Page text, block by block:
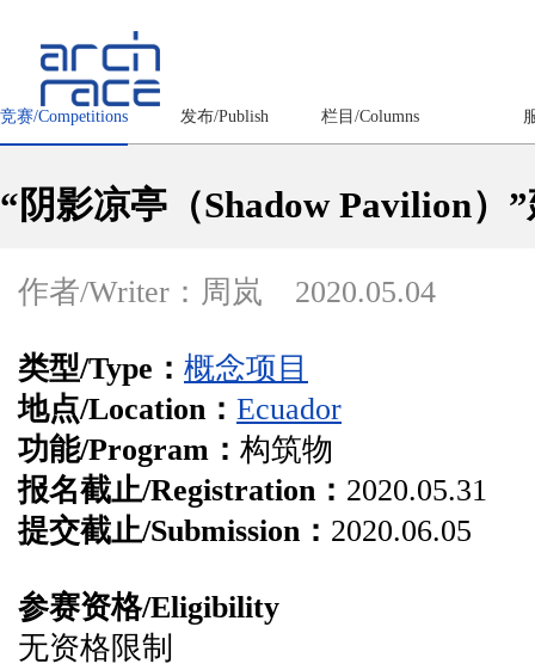
竞赛/Competitions 发布/Publish 栏目/Columns
“阴影凉亭（Shadow Pavilion）
作者/Writer：周岚 2020.05.04
类型/Type： 概念项目
地点/Location： Ecuador
功能/Program： 构筑物
报名截止/Registration： 2020.05.31
提交截止/Submission： 2020.06.05
参赛资格/Eligibility
无资格限制